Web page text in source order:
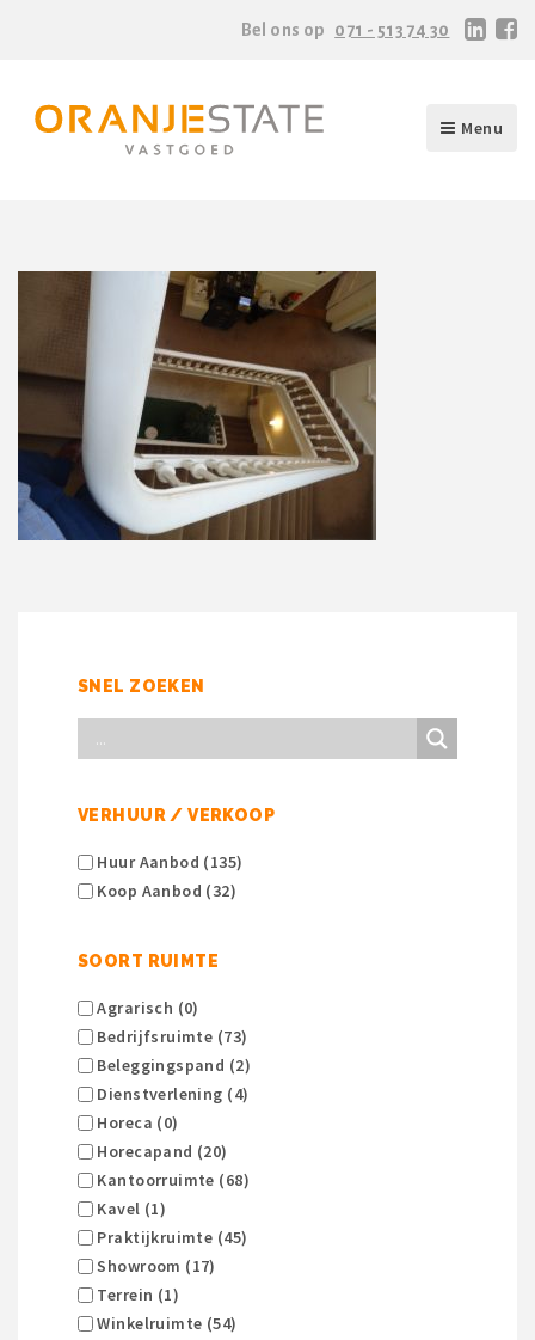
Bel ons op 071 - 513 74 30
Menu
SNEL ZOEKEN
VERHUUR / VERKOOP
Huur Aanbod (135)
Koop Aanbod (32)
SOORT RUIMTE
Agrarisch (0)
Bedrijfsruimte (73)
Beleggingspand (2)
Dienstverlening (4)
Horeca (0)
Horecapand (20)
Kantoorruimte (68)
Kavel (1)
Praktijkruimte (45)
Showroom (17)
Terrein (1)
Winkelruimte (54)